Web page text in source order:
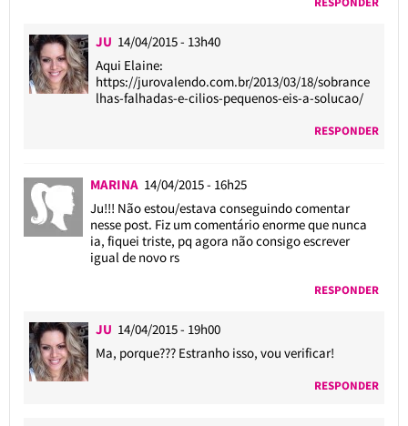
JU 14/04/2015 - 13h40
Aqui Elaine:
https://jurovalendo.com.br/2013/03/18/sobrance
lhas-falhadas-e-cilios-pequenos-eis-a-solucao/
RESPONDER
MARINA 14/04/2015 - 16h25
Ju!!! Não estou/estava conseguindo comentar
nesse post. Fiz um comentário enorme que nunca
ia, fiquei triste, pq agora não consigo escrever
igual de novo rs
RESPONDER
JU 14/04/2015 - 19h00
Ma, porque??? Estranho isso, vou verificar!
RESPONDER